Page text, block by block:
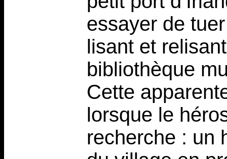
essayer de
lisant et
bibliothèque
Cette
lorsque le
recherche : un